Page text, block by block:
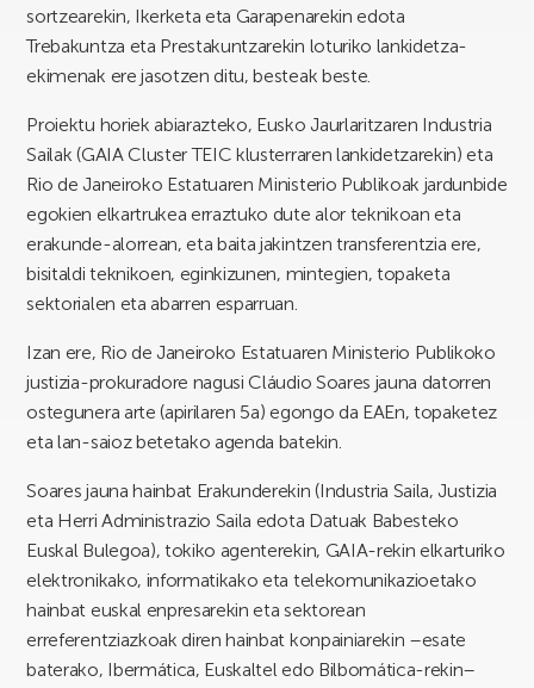
sortzearekin, Ikerketa eta Garapenarekin edota
Trebakuntza eta Prestakuntzarekin loturiko lankidetza-
ekimenak ere jasotzen ditu, besteak beste.
Proiektu horiek abiarazteko, Eusko Jaurlaritzaren Industria
Sailak (GAIA Cluster TEIC klusterraren lankidetzarekin) eta
Rio de Janeiroko Estatuaren Ministerio Publikoak jardunbide
egokien elkartrukea erraztuko dute alor teknikoan eta
erakunde-alorrean, eta baita jakintzen transferentzia ere,
bisitaldi teknikoen, eginkizunen, mintegien, topaketa
sektorialen eta abarren esparruan.
Izan ere, Rio de Janeiroko Estatuaren Ministerio Publikoko
justizia-prokuradore nagusi Cláudio Soares jauna datorren
ostegunera arte (apirilaren 5a) egongo da EAEn, topaketez
eta lan-saioz betetako agenda batekin.
Soares jauna hainbat Erakunderekin (Industria Saila, Justizia
eta Herri Administrazio Saila edota Datuak Babesteko
Euskal Bulegoa), tokiko agenterekin, GAIA-rekin elkarturiko
elektronikako, informatikako eta telekomunikazioetako
hainbat euskal enpresarekin eta sektorean
erreferentziazkoak diren hainbat konpainiarekin –esate
baterako, Ibermática, Euskaltel edo Bilbomática-rekin–